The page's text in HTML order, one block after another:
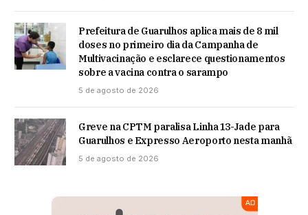
Prefeitura de Guarulhos aplica mais de 8 mil
doses no primeiro dia da Campanha de
Multivacinação e esclarece questionamentos
sobre a vacina contra o sarampo
5 de agosto de 2026
Greve na CPTM paralisa Linha 13-Jade para
Guarulhos e Expresso Aeroporto nesta manhã
5 de agosto de 2026